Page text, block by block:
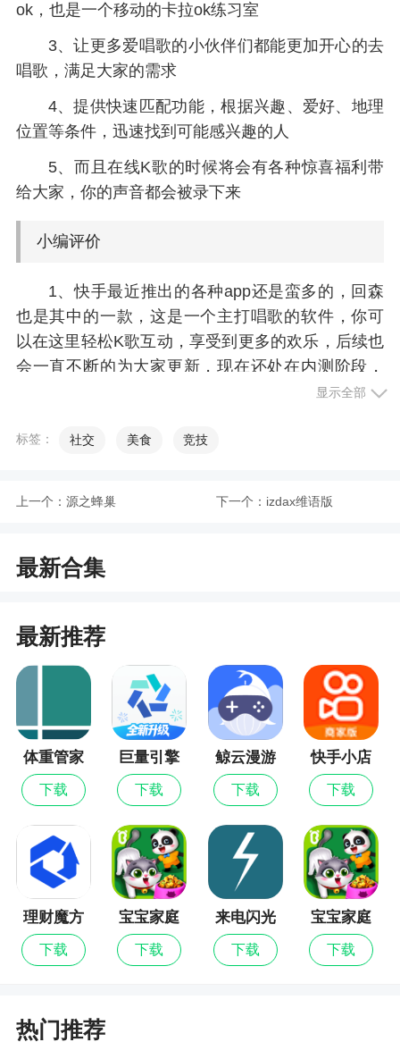
ok，也是一个移动的卡拉ok练习室
3、让更多爱唱歌的小伙伴们都能更加开心的去
唱歌，满足大家的需求
4、提供快速匹配功能，根据兴趣、爱好、地理
位置等条件，迅速找到可能感兴趣的人
5、而且在线K歌的时候将会有各种惊喜福利带
给大家，你的声音都会被录下来
小编评价
1、快手最近推出的各种app还是蛮多的，回森
也是其中的一款，这是一个主打唱歌的软件，你可
以在这里轻松K歌互动，享受到更多的欢乐，后续也
会一直不断的为大家更新，现在还处在内测阶段，
多人一起接歌，合唱等，可以让喜欢唱歌的人找到
1.问题修复以及性能提升
显示全部
标签： 社交 美食 竞技
上一个： 源之蜂巢 下一个： izdax维语版
最新合集
最新推荐
体重管家
下载
巨量引擎
下载
鲸云漫游
下载
快手小店
商家版
下载
理财魔方
下载
宝宝家庭
日最新版
下载
来电闪光
灯最新版
下载
宝宝家庭
日
下载
热门推荐